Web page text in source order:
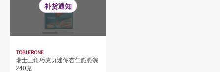
补货通知
TOBLERONE
瑞士三角巧克力迷你杏仁脆脆装
240克